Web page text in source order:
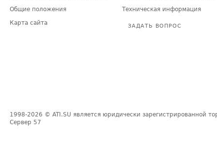
Общие положения
Карта сайта
Техническая информация
ЗАДАТЬ ВОПРОС
1998-2026 © ATI.SU является юридически зарегистрированной
Сервер 57